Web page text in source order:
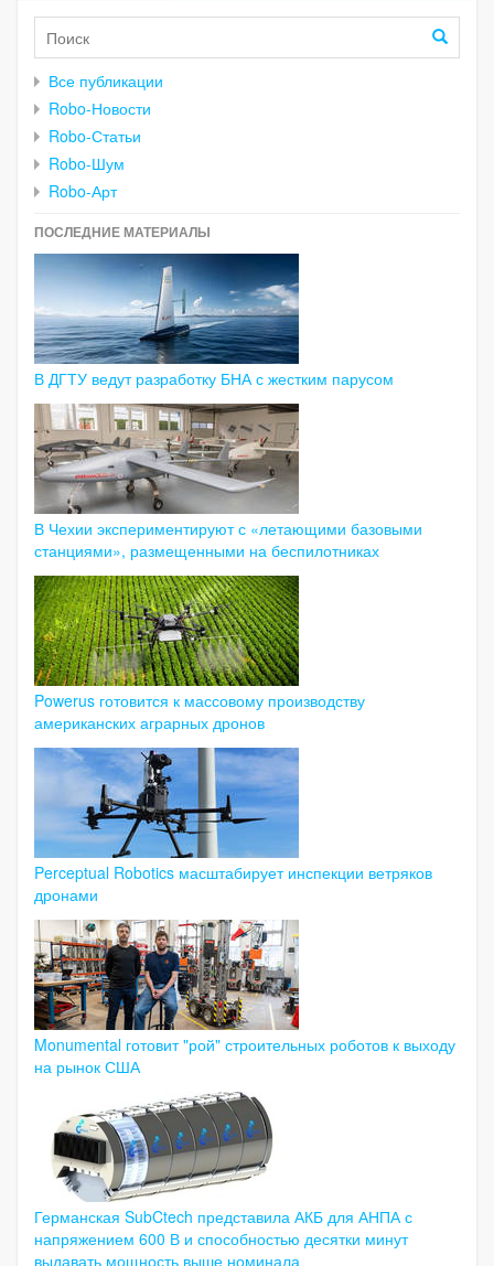
Все публикации
Robo-Новости
Robo-Статьи
Robo-Шум
Robo-Арт
ПОСЛЕДНИЕ МАТЕРИАЛЫ
В ДГТУ ведут разработку БНА с жестким парусом
В Чехии экспериментируют с «летающими базовыми
станциями», размещенными на беспилотниках
Powerus готовится к массовому производству
американских аграрных дронов
Perceptual Robotics масштабирует инспекции ветряков
дронами
Monumental готовит "рой" строительных роботов к выходу
на рынок США
Германская SubCtech представила АКБ для АНПА с
напряжением 600 В и способностью десятки минут
выдавать мощность выше номинала